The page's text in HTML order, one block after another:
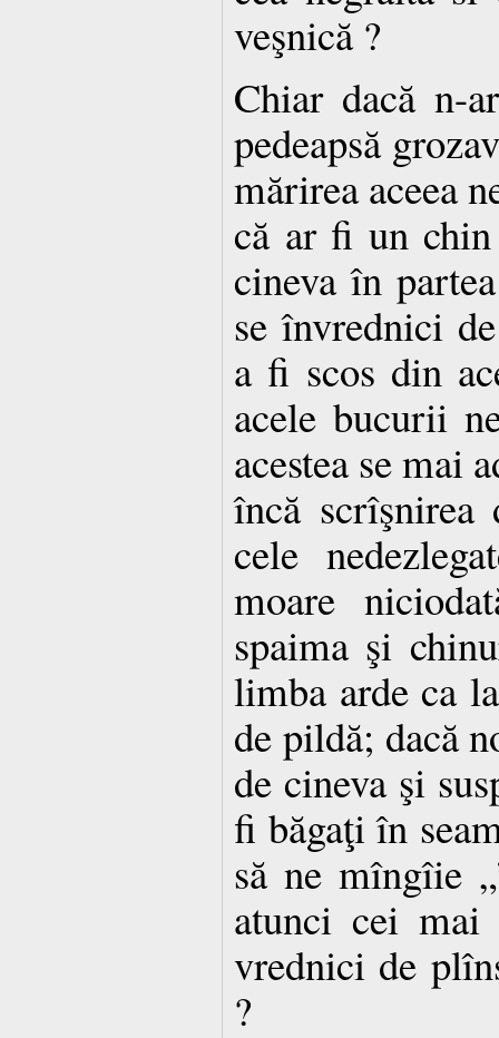
veşnică ?
Chiar dacă
pedeapsă
mărirea aceea
că ar fi un
cineva în
se învrednici
a fi scos din
acele bucurii
acestea se mai
încă
cele
moare
spaima şi
limba arde ca
de pildă; dacă
de cineva şi
fi băgaţi în
să ne mîngîie
atunci cei
vrednici de
?